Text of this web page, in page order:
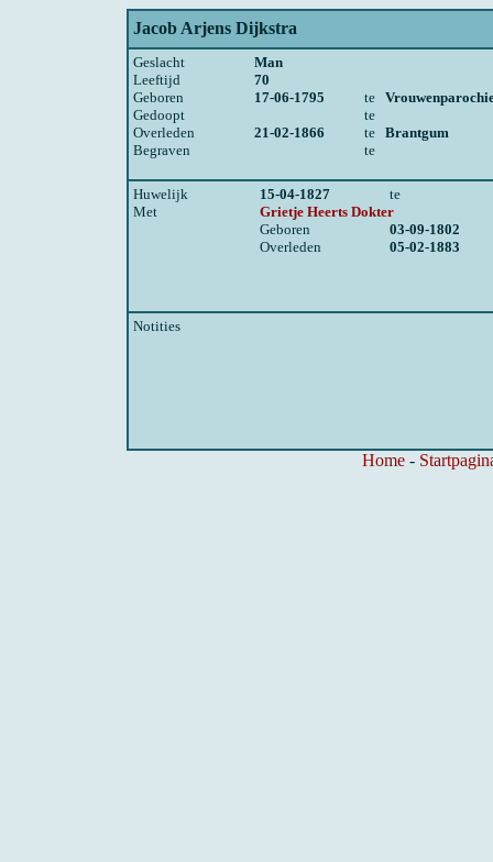
Jacob Arjens Dijkstra
Geslacht
Man
Leeftijd
70
Geboren
17-06-1795 te
Gedoopt
te
Overleden
21-02-1866 te Brantgum
Begraven
te
Huwelijk 15-04-1827
te
Met
Grietje Heerts Dokter
Geboren
03-09-1802
Overleden
05-02-1883
Notities
Home-